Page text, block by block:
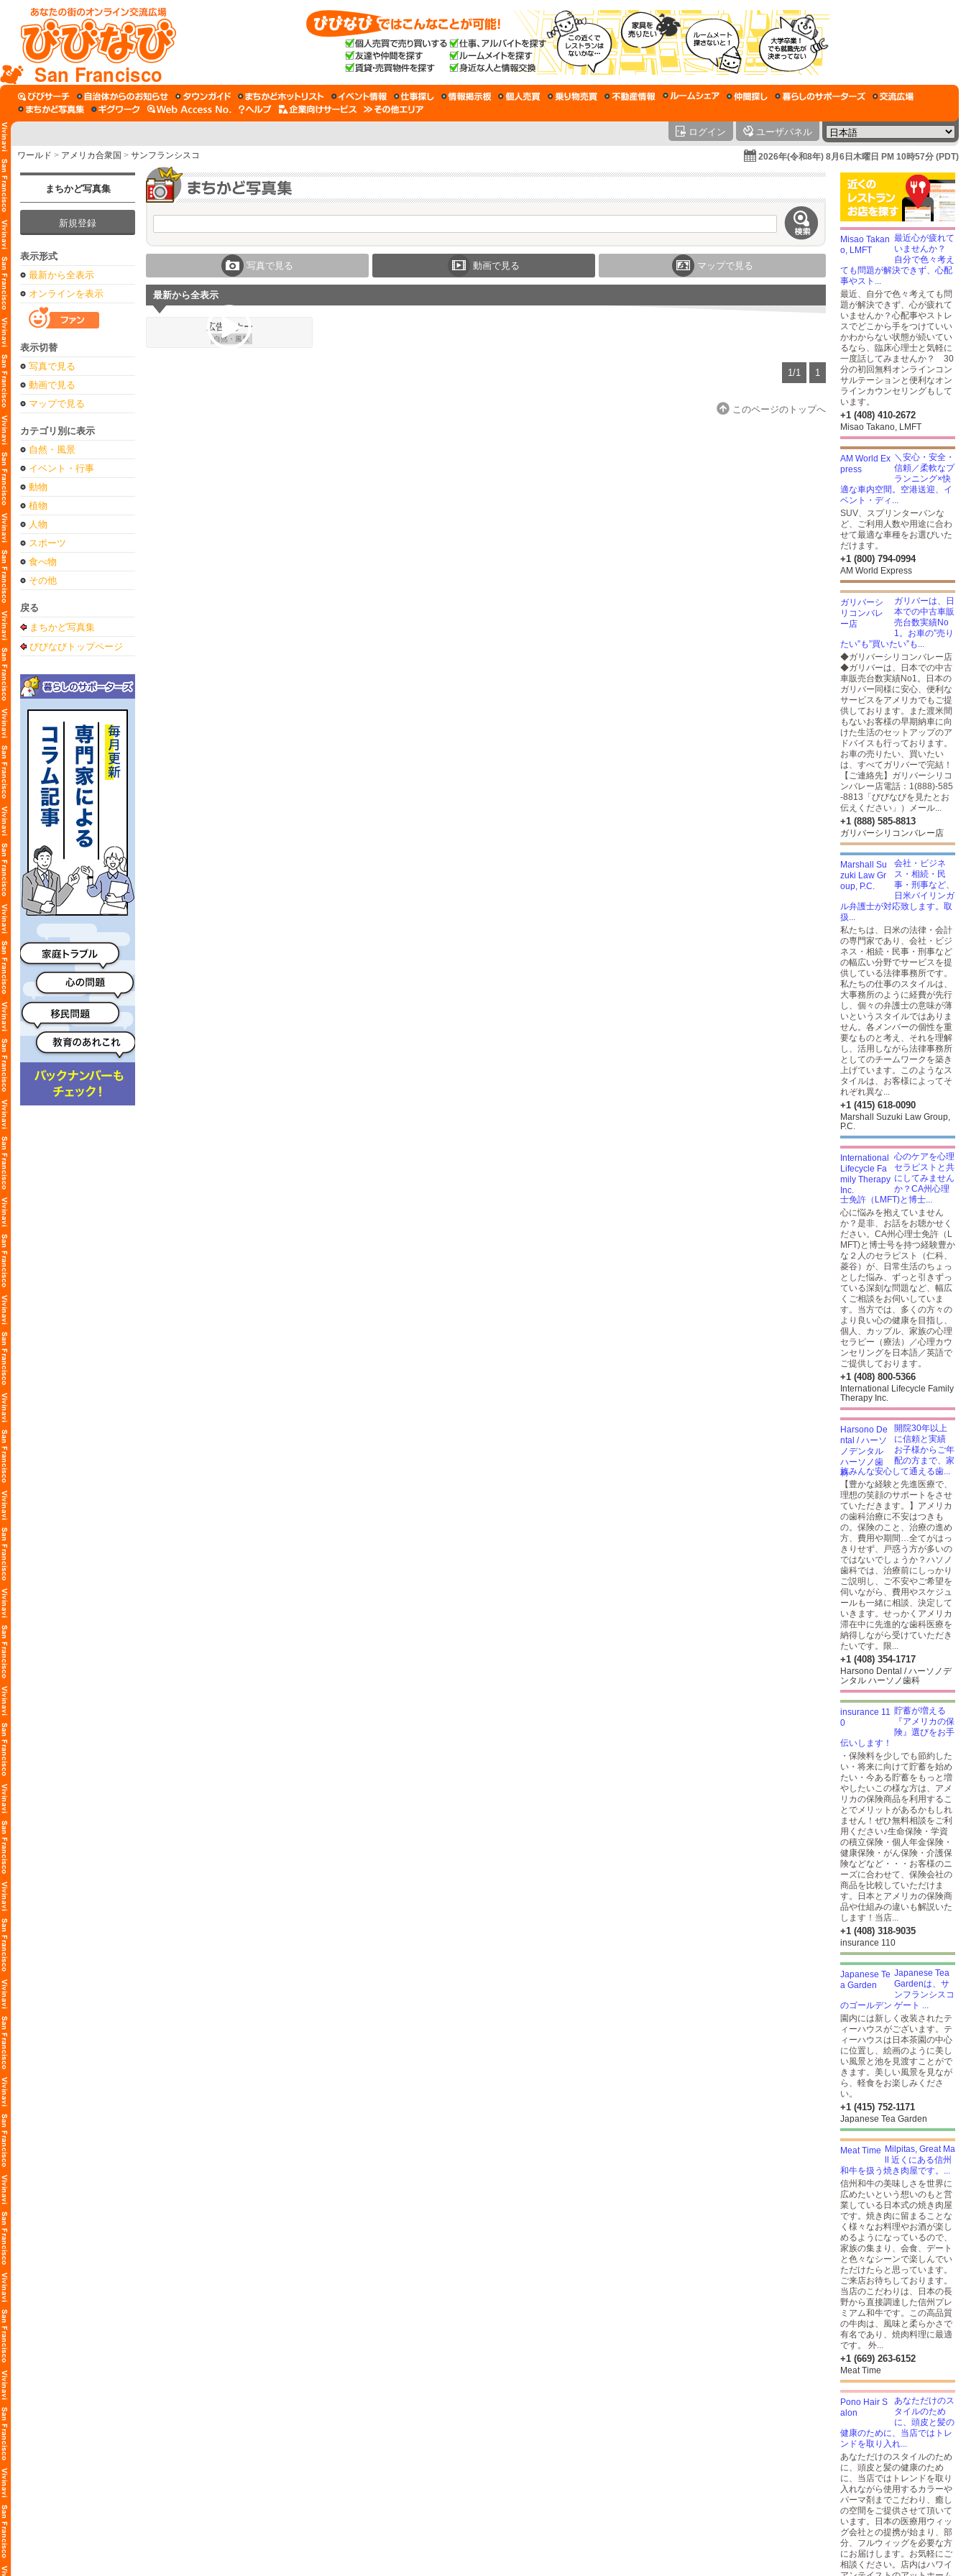
San Francisco
ログイン ユーザパネル
ワールド > アメリカ合衆国 > サンフランシスコ 2026年(令和8年) 8月6日木曜日 PM 10時57分 (PDT)
まちかど写真集
新規登録
表示形式
最新から全表示
オンラインを表示
表示切替
写真で見る
動画で見る
マップで見る
カテゴリ別に表示
自然・風景
イベント・行事
動物
植物
人物
スポーツ
食べ物
その他
戻る
まちかど写真集
びびなびトップページ
写真で見る 動画で見る マップで見る
最新から全表示
自然・風景
1/1 1
このページのトップへ
最近心が疲れて
いませんか？
自分で色々考え
ても問題が解決できず、心配
事やスト...
最近、自分で色々考えても問
題が解決できず、心が疲れて
いませんか？心配事やストレ
スでどこから手をつけていい
かわからない状態が続いてい
るなら、臨床心理士と気軽に
一度話してみませんか？ 30
分の初回無料オンラインコン
サルテーションと便利なオン
ラインカウンセリングもして
います。
+1 (408) 410-2672
Misao Takano, LMFT
＼安心・安全・
信頼／柔軟なプ
ランニング×快
適な車内空間。空港送迎、イ
ベント・ディ...
SUV、スプリンターバンな
ど、ご利用人数や用途に合わ
せて最適な車種をお選びいた
だけます。
+1 (800) 794-0994
AM World Express
ガリバーは、日
本での中古車販
売台数実績No
1。お車の”売り
たい”も”買いたい”も...
◆ガリバーシリコンバレー店
◆ガリバーは、日本での中古
車販売台数実績No1。日本の
ガリバー同様に安心、便利な
サービスをアメリカでもご提
供しております。また渡米間
もないお客様の早期納車に向
けた生活のセットアップのア
ドバイスも行っております。
お車の売りたい、買いたい
は、すべてガリバーで完結！
【ご連絡先】ガリバーシリコ
ンバレー店電話：1(888)-585
-8813「びびなびを見たとお
伝えください」）メール...
+1 (888) 585-8813
ガリバーシリコンバレー店
会社・ビジネ
ス・相続・民
事・刑事など、
日米バイリンガ
ル弁護士が対応致します。取
扱...
私たちは、日米の法律・会計
の専門家であり、会社・ビジ
ネス・相続・民事・刑事など
の幅広い分野でサービスを提
供している法律事務所です。
私たちの仕事のスタイルは、
大事務所のように経費が先行
し、個々の弁護士の意味が薄
いというスタイルではありま
せん。各メンバーの個性を重
要なものと考え、それを理解
し、活用しながら法律事務所
としてのチームワークを築き
上げています。このようなス
タイルは、お客様によってそ
れぞれ異な...
+1 (415) 618-0090
Marshall Suzuki Law Group,
P.C.
心のケアを心理
セラピストと共
にしてみません
か？CA州心理
士免許（LMFT)と博士...
心に悩みを抱えていません
か？是非、お話をお聴かせく
ださい。CA州心理士免許（L
MFT)と博士号を持つ経験豊か
な２人のセラピスト（仁科、
菱谷）が、日常生活のちょっ
とした悩み、ずっと引きずっ
ている深刻な問題など、幅広
くご相談をお伺いしていま
す。当方では、多くの方々の
より良い心の健康を目指し、
個人、カップル、家族の心理
セラピー（療法）／心理カウ
ンセリングを日本語／英語で
ご提供しております。
+1 (408) 800-5366
International Lifecycle Family
Therapy Inc.
開院30年以上
に信頼と実績
お子様からご年
配の方まで、家
族みんな安心して通える歯...
【豊かな経験と先進医療で、
理想の笑顔のサポートをさせ
ていただきます。】アメリカ
の歯科治療に不安はつきも
の。保険のこと、治療の進め
方、費用や期間…全てがはっ
きりせず、戸惑う方が多いの
ではないでしょうか？ハソノ
歯科では、治療前にしっかり
ご説明し、ご不安やご希望を
伺いながら、費用やスケジュ
ールも一緒に相談、決定して
いきます。せっかくアメリカ
滞在中に先進的な歯科医療を
納得しながら受けていただき
たいです。限...
+1 (408) 354-1717
Harsono Dental / ハーソノデ
ンタル ハーソノ歯科
貯蓄が増える
『アメリカの保
険』選びをお手
伝いします！
・保険料を少しでも節約した
い・将来に向けて貯蓄を始め
たい・今ある貯蓄をもっと増
やしたいこの様な方は、アメ
リカの保険商品を利用するこ
とでメリットがあるかもしれ
ません！ぜひ無料相談をご利
用ください♪生命保険・学資
の積立保険・個人年金保険・
健康保険・がん保険・介護保
険などなど・・・お客様のニ
ーズに合わせて、保険会社の
商品を比較していただけま
す。日本とアメリカの保険商
品や仕組みの違いも解説いた
します！当店...
+1 (408) 318-9035
insurance 110
Japanese Tea
Gardenは、サ
ンフランシスコ
のゴールデン ゲート ...
園内には新しく改装されたテ
ィーハウスがございます。テ
ィーハウスは日本茶園の中心
に位置し、絵画のように美し
い風景と池を見渡すことがで
きます。美しい風景を見なが
ら、軽食をお楽しみくださ
い。
+1 (415) 752-1171
Japanese Tea Garden
Milpitas, Great Ma
ll 近くにある信州
和牛を扱う焼き肉屋です。...
信州和牛の美味しさを世界に
広めたいという想いのもと営
業している日本式の焼き肉屋
です。焼き肉に留まることな
く様々なお料理やお酒が楽し
めるようになっているので、
家族の集まり、会食、デート
と色々なシーンで楽しんでい
ただけたらと思っています。
ご来店お待ちしております。
当店のこだわりは、日本の長
野から直接調達した信州プレ
ミアム和牛です。この高品質
の牛肉は、風味と柔らかさで
有名であり、焼肉料理に最適
です。 外...
+1 (669) 263-6152
Meat Time
あなただけのス
タイルのため
に、頭皮と髪の
健康のために、当店ではトレ
ンドを取り入れ...
あなただけのスタイルのため
に、頭皮と髪の健康のため
に、当店ではトレンドを取り
入れながら使用するカラーや
パーマ剤までこだわり、癒し
の空間をご提供させて頂いて
います。日本の医療用ウィッ
グ会社との提携が始まり、部
分、フルウィッグを必要な方
にお届けします。お気軽にご
相談ください。店内はハワイ